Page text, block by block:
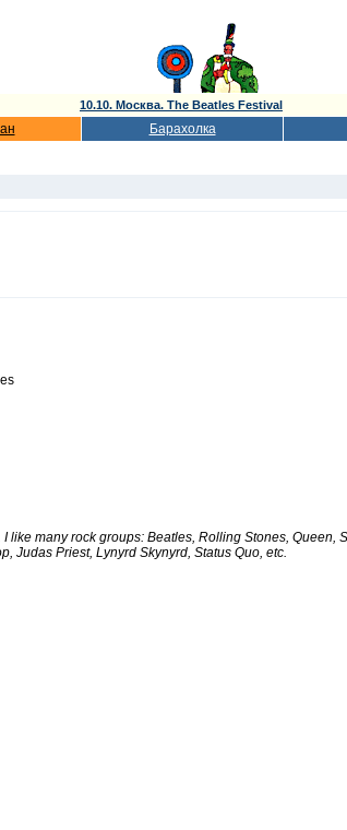
10.10. Москва. The Beatles Festival
Барахолка
like many rock groups: Beatles, Rolling Stones,
Judas Priest, Lynyrd Skynyrd, Status Quo, etc.